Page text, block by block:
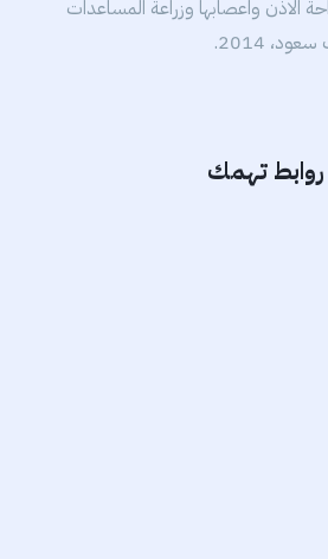
الاذن واعصابها وزراعة المساعدات
2014.
روابط تهمك